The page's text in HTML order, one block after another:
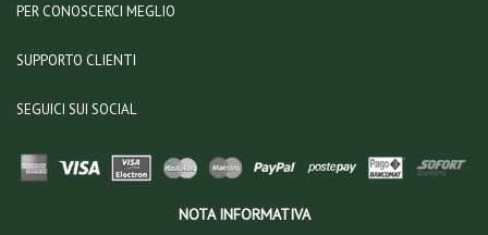
PER CONOSCERCI MEGLIO
SUPPORTO CLIENTI
SEGUICI SUI SOCIAL
NOTA INFORMATIVA